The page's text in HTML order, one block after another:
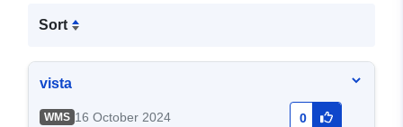
Sort
vista
WMS 16 October 2024 0